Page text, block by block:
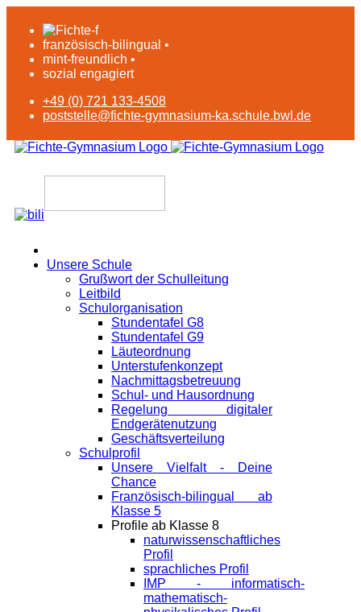
französisch-bilingual •
mint-freundlich •
sozial engagiert
+49 (0) 721 133-4508
poststelle@fichte-gymnasium-ka.schule.bwl.de
Unsere Schule
Grußwort der Schulleitung
Leitbild
Schulorganisation
Stundentafel G8
Stundentafel G9
Läuteordnung
Unterstufenkonzept
Nachmittagsbetreuung
Schul- und Hausordnung
Regelung digitaler
Endgeräte­nutzung
Geschäftsverteilung
Schulprofil
Unsere Vielfalt - Deine
Chance
Französisch-bilingual ab
Klasse 5
Profile ab Klasse 8
naturwissenschaftliches
Profil
sprachliches Profil
IMP - informatisch-
mathematisch-